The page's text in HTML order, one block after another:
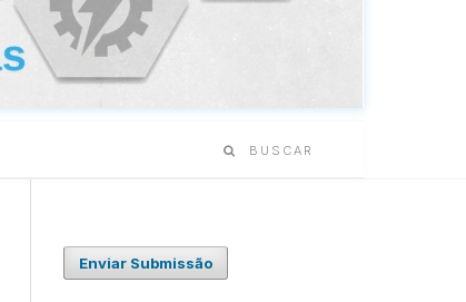
BUSCAR
Enviar Submissão